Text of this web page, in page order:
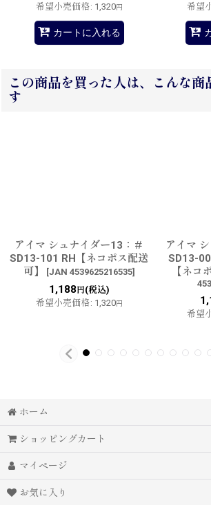
希望小売価格: 1,320円
カートに入れる
希望
この商品を買った人は、こんな商
す
アイマ シュナイダー13：＃
SD13-101 RH【ネコポス配送
可】
[JAN 4539625216535]
1,188 円(税込)
希望小売価格: 1,320円
アイマ
SD13-
【ネコ
希望
ホーム
ショッピングカート
マイページ
お気に入り